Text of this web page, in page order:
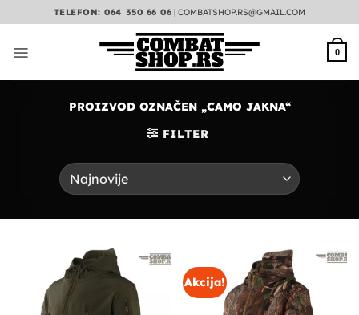
na
TELEFON: 064 350 66 06 |COMBATSHOP.RS@GMAIL.COM
0
PROIZVOD OZNAČEN „CAMO JAKNA“
FILTER
Akcija!